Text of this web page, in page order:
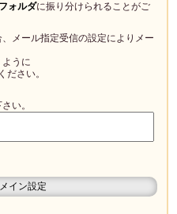
ォルダに振り分けられることがご
メール指定受信の設定により メー
うに
ださい。
い。
イン設定